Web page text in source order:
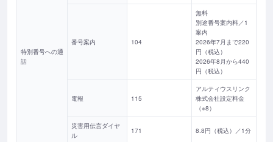
特別番号への通
話
番号案内 104
無料
別途番号案内料／1
案内
2026年7月まで220
円（税込）
2026年8月から440
円（税込）
電報 115
アルティウスリンク
株式会社設定料金
（※8）
災害用伝言ダイヤ
ル
171 8.8円（税込）／1分